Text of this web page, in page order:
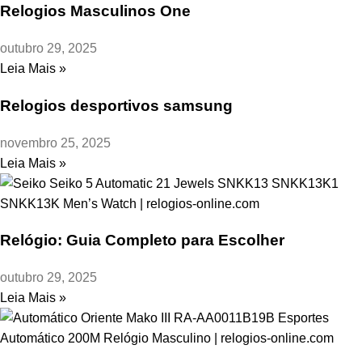
Relogios Masculinos One
outubro 29, 2025
Leia Mais »
Relogios desportivos samsung
novembro 25, 2025
Leia Mais »
Relógio: Guia Completo para Escolher
outubro 29, 2025
Leia Mais »